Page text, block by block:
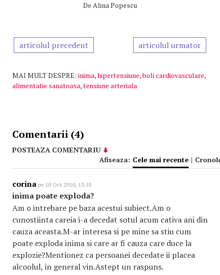
De Alina Popescu
articolul precedent articolul urmator
MAI MULT DESPRE: inima,hipertensiune,boli cardiovasculare,
alimentatie sanatoasa,tensiune arteriala
Comentarii (4)
POSTEAZA COMENTARIU
Afiseaza: Cele mai recente |
corina pe 10 Oct 2010, 13:10
inima poate exploda?
Am o intrebare pe baza acestui subiect.Am o
cunostiinta careia i-a decedat sotul acum cativa ani din
cauza aceasta.M-ar interesa si pe mine sa stiu cum
poate exploda inima si care ar fi cauza care duce la
explozie?Mentionez ca persoanei decedate ii placea
alcoolul, in general vin.Astept un raspuns.